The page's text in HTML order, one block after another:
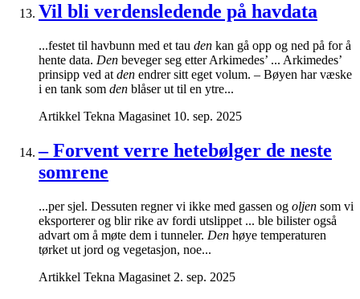
Vil bli verdensledende på havdata
...festet til havbunn med et tau den kan gå opp og ned på for å
hente data. Den beveger seg etter Arkimedes’ ... Arkimedes’
prinsipp ved at den endrer sitt eget volum. – Bøyen har væske
i en tank som den blåser ut til en ytre...
Artikkel Tekna Magasinet 10. sep. 2025
– Forvent verre hetebølger de neste
somrene
...per sjel. Dessuten regner vi ikke med gassen og oljen som vi
eksporterer og blir rike av fordi utslippet ... ble bilister også
advart om å møte dem i tunneler. Den høye temperaturen
tørket ut jord og vegetasjon, noe...
Artikkel Tekna Magasinet 2. sep. 2025